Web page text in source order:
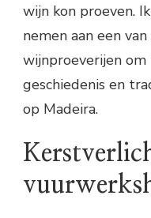
wijn kon proeven.
nemen aan een
wijnproeverijen
geschiedenis en
op Madeira.